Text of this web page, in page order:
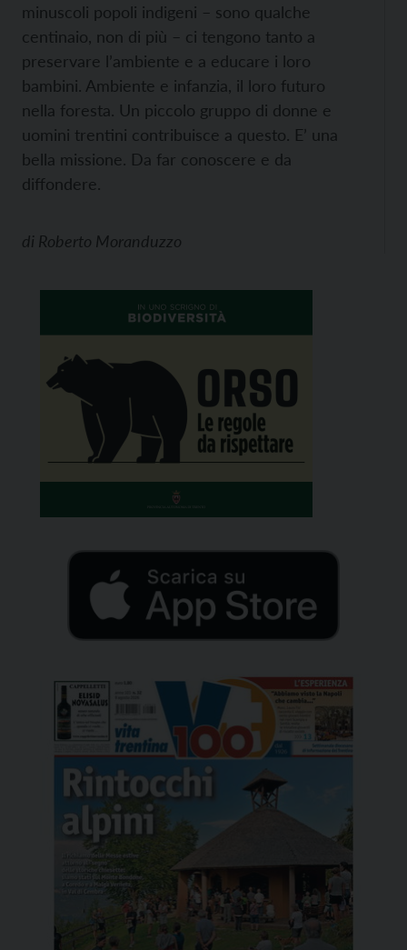
minuscoli popoli indigeni – sono qualche
centinaio, non di più – ci tengono tanto a
preservare l’ambiente e a educare i loro
bambini. Ambiente e infanzia, il loro futuro
nella foresta. Un piccolo gruppo di donne e
uomini trentini contribuisce a questo. E’ una
bella missione. Da far conoscere e da
diffondere.
di Roberto Moranduzzo